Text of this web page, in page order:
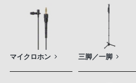
マイクロホン 三脚／一脚